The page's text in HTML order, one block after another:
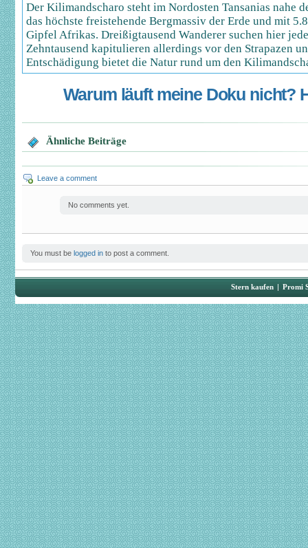
Der Kilimandscharo steht im Nordosten Tansanias nahe
das höchste freistehende Bergmassiv der Erde und mit
Gipfel Afrikas. Dreißigtausend Wanderer suchen hier
Zehntausend kapitulieren allerdings vor den Strapazen
Entschädigung bietet die Natur rund um den
Warum läuft meine Doku nicht?
Ähnliche Beiträge
Leave a comment
No comments yet.
You must be logged in to post a comment.
Stern kaufen | Promi